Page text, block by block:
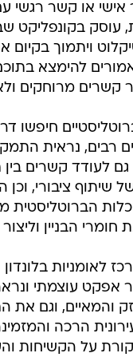
אישי או קשר רגשי
עוסק בקונפליקט
ויתמוך בקיום
להימצא
קשרים מרוחקים
חיפשו
רבים, נראית
לעודד קשרים בין
שיתוף ציבורי,
הברוטליסטית
חומרי הבניין
לאומניות
אפקט עוצמתי
והמאיים, וגם את
הרכה
על הקשיחות